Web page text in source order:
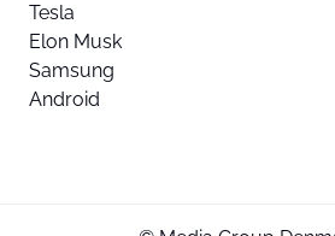
Tesla
Elon Musk
Samsung
Android